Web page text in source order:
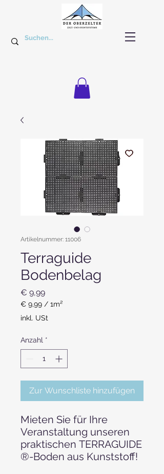
Artikelnummer: 11006
Terraguide
Bodenbelag
€ 9,99Preis
€ 9,99 / 1m²
€ 9,99
Quadratmeter
inkl. USt
Anzahl *
Zur Wunschliste hinzufügen
Mieten Sie für Ihre
Veranstaltung unseren
praktischen TERRAGUIDE
®-Boden aus Kunststoff!